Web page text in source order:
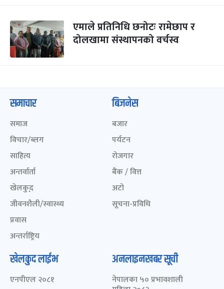
एमाले प्रतिनिधि छनोटः रामेछाप र
दोलखामा संस्थापनको वर्चस्व
समाचार
समाज
विचार/ब्लग
साहित्य
अन्तर्वार्ता
खेलकुद़़
जीवनशैली/स्वास्थ्य
प्रवास
अन्तर्राष्ट्रिय
बिजनेस
बजार
पर्यटन
रोजगार
बैंक / वित्त
अटो
सूचना-प्रविधि
खेलकुद लाईभ
एनपीएल २०८१
अनलाइनखबर सूची
नेपालका ५० प्रभावशाली